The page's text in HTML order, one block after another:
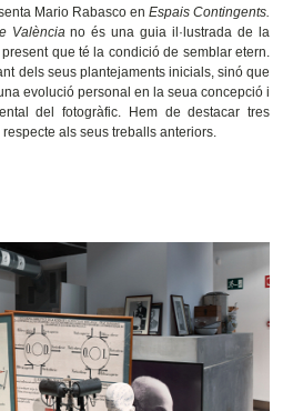
Mario Rabasco en Espais Contingents.
Valènciano és una guia il·lustrada de la
que té la condició de semblar etern.
dels seus plantejaments inicials, sinó que
evolució personal en la seua concepció i
del fotogràfic. Hem de destacar tres
als seus treballs anteriors.